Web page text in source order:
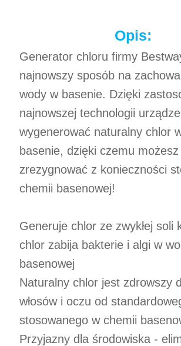
Opis:
Generator chloru firmy
najnowszy sposób na
wody w basenie. Dzięki
najnowszej technologii
wygenerować naturalny chlor
basenie, dzięki czemu możesz
zrezygnować z konieczności
chemii basenowej!
Generuje chlor ze zwykłej soli
chlor zabija bakterie i algi w
basenowej
Naturalny chlor jest zdrowszy
włosów i oczu od
stosowanego w chemii
Przyjazny dla środowiska -